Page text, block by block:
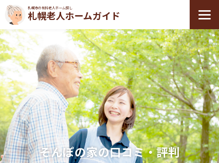
札幌市の有料老人ホーム探し
札幌老人ホームガイド
そんぽの家の口コミ・評判